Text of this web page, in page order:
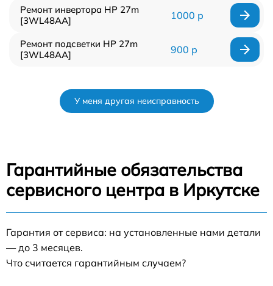
Ремонт инвертора HP 27m
[3WL48AA]
1000 р
Ремонт подсветки HP 27m
[3WL48AA]
900 р
У меня другая неисправность
Гарантийные обязательства
сервисного центра в Иркутске
Гарантия от сервиса: на установленные нами детали
— до 3 месяцев.
Что считается гарантийным случаем?